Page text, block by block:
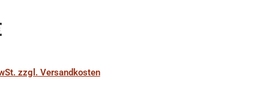
zzgl. Versandkosten